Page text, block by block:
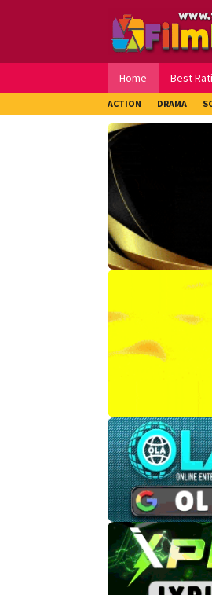
Home Best
ACTION DRAMA